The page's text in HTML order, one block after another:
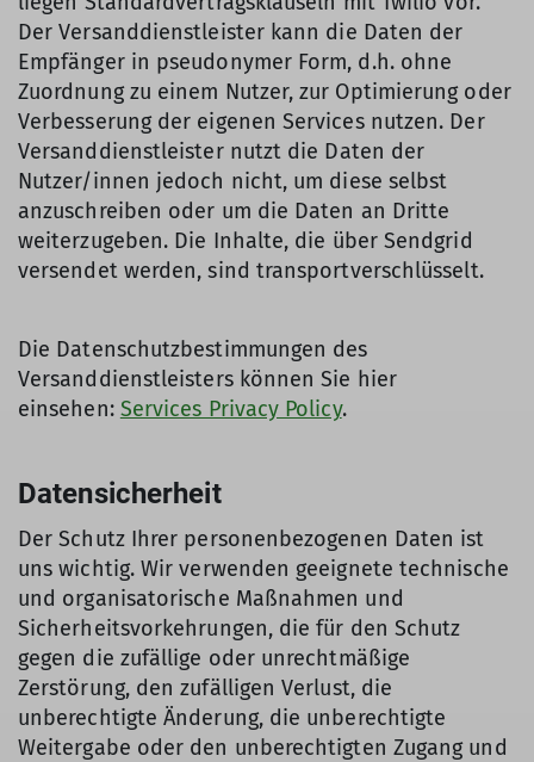
Der Versanddienstleister kann die Daten der
Empfänger in pseudonymer Form, d.h. ohne
Zuordnung zu einem Nutzer, zur Optimierung oder
Verbesserung der eigenen Services nutzen. Der
Versanddienstleister nutzt die Daten der
Nutzer/innen jedoch nicht, um diese selbst
anzuschreiben oder um die Daten an Dritte
weiterzugeben. Die Inhalte, die über Sendgrid
versendet werden, sind transportverschlüsselt.
Die Datenschutzbestimmungen des
Versanddienstleisters können Sie hier
einsehen: Services Privacy Policy.
Datensicherheit
Der Schutz Ihrer personenbezogenen Daten ist
uns wichtig. Wir verwenden geeignete technische
und organisatorische Maßnahmen und
Sicherheitsvorkehrungen, die für den Schutz
gegen die zufällige oder unrechtmäßige
Zerstörung, den zufälligen Verlust, die
unberechtigte Änderung, die unberechtigte
Weitergabe oder den unberechtigten Zugang und